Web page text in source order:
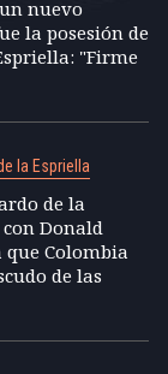
nuevo
la posesión de
"Firme
la Espriella
de la
Donald
Colombia
de las